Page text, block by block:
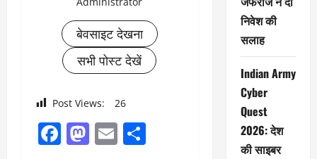
बेवसाइट देखना
सभी पोस्ट देखें
Post Views: 26
Facebook
Mastodon
Email
निवेश की
सलाह
Indian Army
Cyber
Quest
2026: देश
की साइबर